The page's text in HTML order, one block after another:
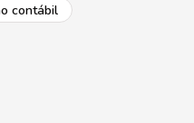
contábil